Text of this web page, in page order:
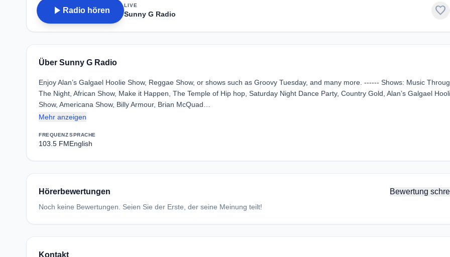
play_arrow Radio hören
LIVE
Sunny G Radio favorite
Über Sunny G Radio
Enjoy Alan’s Galgael Hoolie Show, Reggae Show, or shows such as Groovy Tuesday, and many more. ------ Shows: Music
The Night, African Show, Make it Happen, The Temple of Hip hop, Saturday Night Dance Party, Country Gold, Alan’s Galgael
Show, Americana Show, Billy Armour, Brian McQuad…
Mehr anzeigen
FREQUENZ
103.5 FM
SPRACHE
English
Hörerbewertungen Bewertung
Noch keine Bewertungen. Seien Sie der Erste, der seine Meinung teilt!
Kontakt